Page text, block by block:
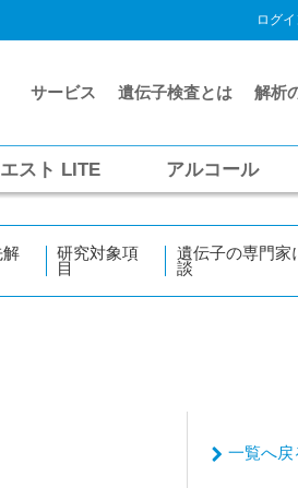
ログ
サービス 遺伝子検査とは 解析
スト LITE アルコール
解
研究対象項
目
遺伝子の専門家
談
一覧へ戻